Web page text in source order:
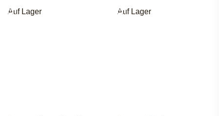
Auf Lager Auf Lager